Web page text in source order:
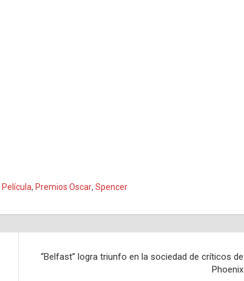
Película, Premios Oscar, Spencer
“Belfast” logra triunfo en la sociedad de críticos de
Phoenix